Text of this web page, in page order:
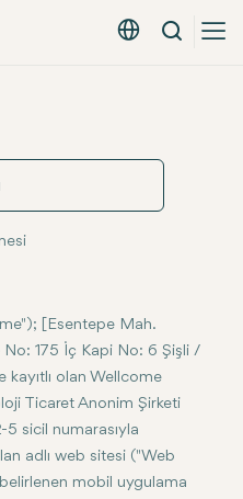
Türkçe - EUR
Arama
[Esentepe Mah.
No: 175 İç Kapi No: 6 Şişli /
kayıtlı olan Wellcome
Ticaret Anonim Şirketi
5 sicil numarasıyla
adlı web sitesi ("Web
mobil uygulama